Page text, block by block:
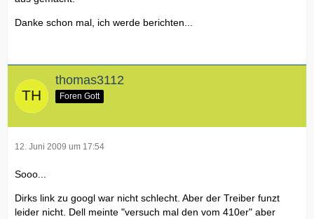
Danke schon mal, ich werde berichten...
thomas3112
Foren Gott
12. Juni 2009 um 17:54
Sooo...
Dirks link zu googl war nicht schlecht. Aber der Treiber funzt
leider nicht. Dell meinte "versuch mal den vom 410er" aber